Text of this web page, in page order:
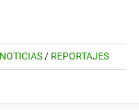
NOTICIAS / REPORTAJES